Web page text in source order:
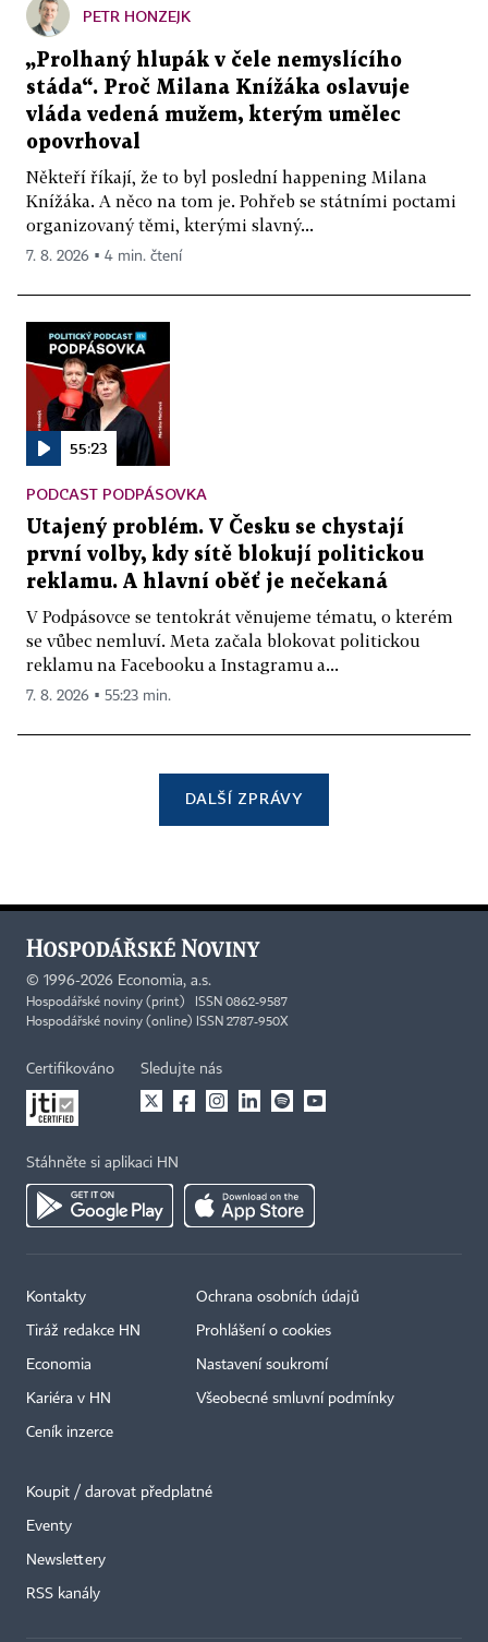
PETR HONZEJK
„Prolhaný hlupák v čele nemyslícího
stáda“. Proč Milana Knížáka oslavuje
vláda vedená mužem, kterým umělec
opovrhoval
Někteří říkají, že to byl poslední happening Milana
Knížáka. A něco na tom je. Pohřeb se státními poctami
organizovaný těmi, kterými slavný...
7. 8. 2026 ▪ 4 min. čtení
55:23
PODCAST PODPÁSOVKA
Utajený problém. V Česku se chystají
první volby, kdy sítě blokují politickou
reklamu. A hlavní oběť je nečekaná
V Podpásovce se tentokrát věnujeme tématu, o kterém
se vůbec nemluví. Meta začala blokovat politickou
reklamu na Facebooku a Instagramu a...
7. 8. 2026 ▪ 55:23 min.
DALŠÍ ZPRÁVY
© 1996-2026 Economia, a.s.
Hospodářské noviny (print) ISSN 0862-9587
Hospodářské noviny (online) ISSN 2787-950X
Certifikováno Sledujte nás
Stáhněte si aplikaci HN
Kontakty
Tiráž redakce HN
Economia
Kariéra v HN
Ceník inzerce
Ochrana osobních údajů
Prohlášení o cookies
Nastavení soukromí
Všeobecné smluvní podmínky
Koupit / darovat předplatné
Eventy
Newslettery
RSS kanály